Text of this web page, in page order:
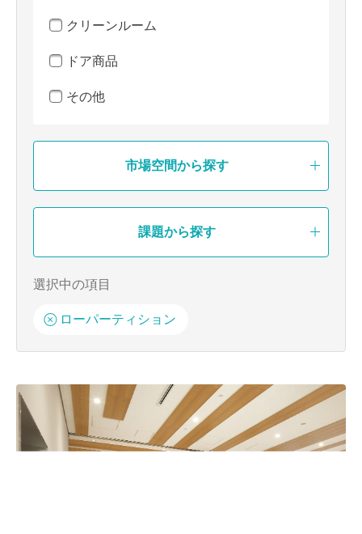
クリーンルーム
ドア商品
その他
市場空間から探す
課題から探す
ローパーティション